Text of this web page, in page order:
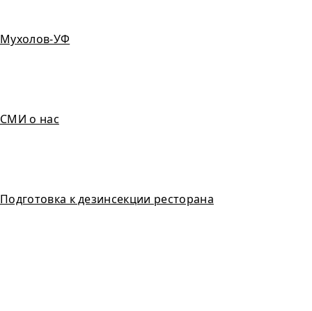
Мухолов-УФ
СМИ о нас
Подготовка к дезинсекции ресторана